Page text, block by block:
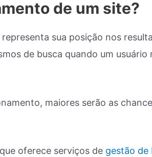
de um site?
sua posição nos
de busca quando um usuário
maiores serão as
oferece serviços de gestão de